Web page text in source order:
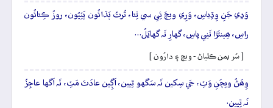
وَڍي جَنِ وِڌِياسِ، وَرِي ويڄَ ئِي سي ٿِئا، تُرتُ ٻَڌائُون پَٽِيُون، روزُ ڪِئائُون
راسِ، ھِينئَڙا تَنِي پاسِ، گهارِ تَہ گهايَلُ…
[ سُر يمن ڪلياڻ - ويڄ ۽ دارُون ]
وِھَڻُ ويڄَنِ وَٽِ، جَي سِکين تَہ سَگهو ٿِيين، اَڳِين عادَتَ مَٽِ، تَہ اَگها عاجِزُ
نَہ ٿِيين.